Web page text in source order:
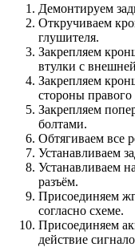
Демонтируем
Откручиваем
глушителя.
Закрепляем
втулки с
Закрепляем
стороны
Закрепляем
болтами.
Обтягиваем все
Устанавливаем
Устанавливаем
разъём.
Присоединяем
согласно схеме.
Присоединяем
действие